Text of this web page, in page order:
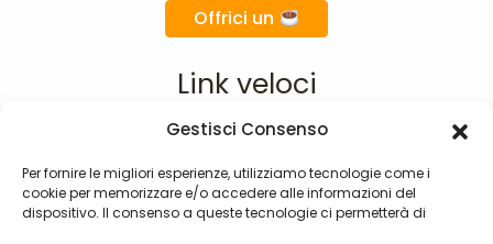
Gestisci Consenso
Per fornire le migliori esperienze, utilizziamo tecnologie come i
cookie per memorizzare e/o accedere alle informazioni del
dispositivo. Il consenso a queste tecnologie ci permetterà di
Link veloci
Home
Chi siamo
Materie
Offrici un